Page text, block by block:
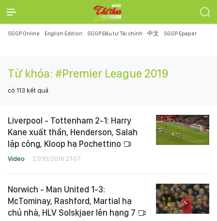
SGGP Online English Edition SGGP Đầu tư Tài chính 中文 SGGP Epaper
Từ khóa: #Premier League 2019
có 113 kết quả
Liverpool - Tottenham 2-1: Harry
Kane xuất thần, Henderson, Salah
lập công, Kloop hạ Pochettino
Video 27/10/2019 21:07
Norwich - Man United 1-3:
McTominay, Rashford, Martial hạ
chủ nhà, HLV Solskjaer lên hạng 7